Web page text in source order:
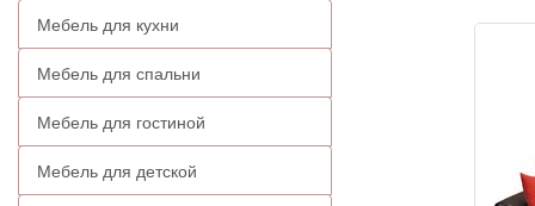
Мебель для кухни
Мебель для спальни
Мебель для гостиной
Мебель для детской